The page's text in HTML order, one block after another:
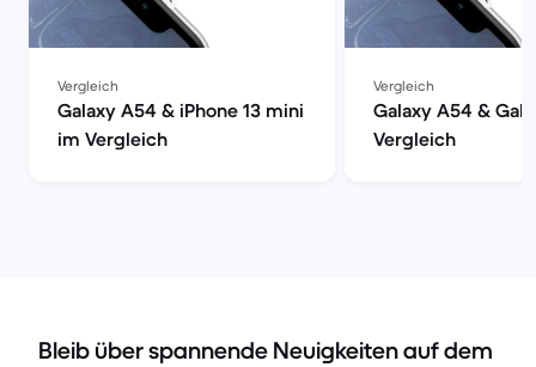
Vergleich
Galaxy A54 & iPhone 13 mini
im Vergleich
Vergleich
Galaxy A54 &
Vergleich
Bleib über spannende Neuigkeiten auf dem